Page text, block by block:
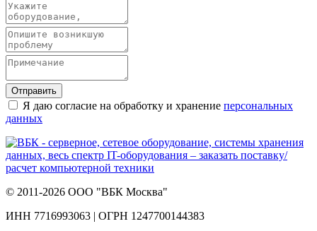
Отправить
Я даю согласие на обработку и хранение персональных
данных
© 2011-2026 ООО "ВБК Москва"
ИНН 7716993063 | ОГРН 1247700144383